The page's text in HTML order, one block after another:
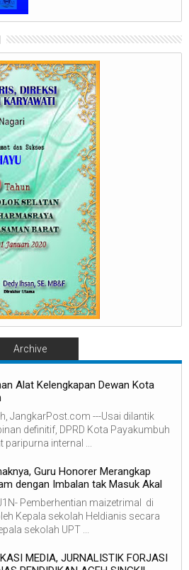
Archive
Alat Kelengkapan Dewan Kota
JangkarPost.com ---Usai dilantik
definitif, DPRD Kota Payakumbuh
internal ...
Guru Honorer Merangkap
dengan Imbalan tak Masuk Akal
Pemberhentian maizetrimal di
Kepala sekolah Heldianis secara
sekolah UPT ...
MEDIA, JURNALISTIK FORJASI